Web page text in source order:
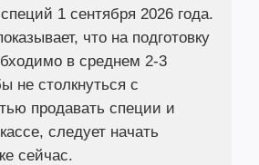
1 сентября 2026 года.
что на подготовку
в среднем 2-3
не столкнуться с
продавать специи и
следует начать
сейчас.